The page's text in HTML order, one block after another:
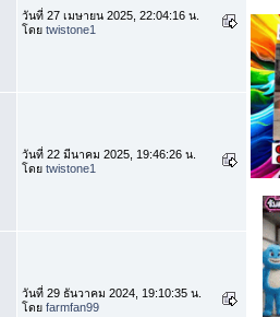
วันที่ 27 เมษายน 2025, 22:04:16 น.
โดย twistone1
วันที่ 22 มีนาคม 2025, 19:46:26 น.
โดย twistone1
วันที่ 29 ธันวาคม 2024, 19:10:35 น.
โดย farmfan99